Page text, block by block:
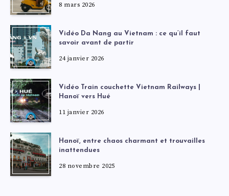
8 mars 2026
Vidéo Da Nang au Vietnam : ce qu’il faut
savoir avant de partir
24 janvier 2026
Vidéo Train couchette Vietnam Railways |
Hanoï vers Hué
11 janvier 2026
Hanoï, entre chaos charmant et trouvailles
inattendues
28 novembre 2025